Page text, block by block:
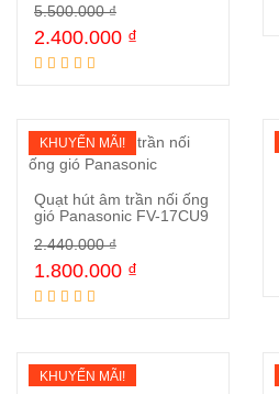
5.500.000₫
2.400.000 ₫
KHUYẾN MÃI!
Mua ngay
Quạt hút âm trần nối ống
gió Panasonic FV-17CU9
2.440.000₫
1.800.000 ₫
KHUYẾN MÃI!